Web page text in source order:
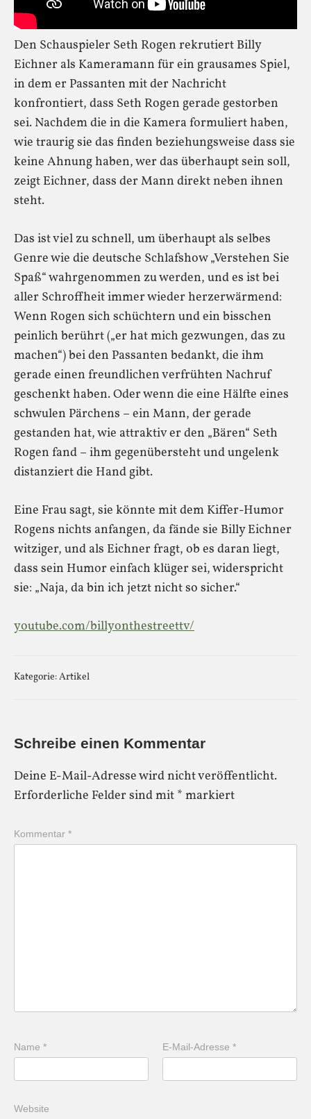
Den Schauspieler Seth Rogen rekrutiert Billy
Eichner als Kameramann für ein grausames Spiel,
in dem er Passanten mit der Nachricht
konfrontiert, dass Seth Rogen gerade gestorben
sei. Nachdem die in die Kamera formuliert haben,
wie traurig sie das finden beziehungsweise dass sie
keine Ahnung haben, wer das überhaupt sein soll,
zeigt Eichner, dass der Mann direkt neben ihnen
steht.
Das ist viel zu schnell, um überhaupt als selbes
Genre wie die deutsche Schlafshow „Verstehen Sie
Spaß“ wahrgenommen zu werden, und es ist bei
aller Schroffheit immer wieder herzerwärmend:
Wenn Rogen sich schüchtern und ein bisschen
peinlich berührt („er hat mich gezwungen, das zu
machen“) bei den Passanten bedankt, die ihm
gerade einen freundlichen verfrühten Nachruf
geschenkt haben. Oder wenn die eine Hälfte eines
schwulen Pärchens – ein Mann, der gerade
gestanden hat, wie attraktiv er den „Bären“ Seth
Rogen fand – ihm gegenübersteht und ungelenk
distanziert die Hand gibt.
Eine Frau sagt, sie könnte mit dem Kiffer-Humor
Rogens nichts anfangen, da fände sie Billy Eichner
witziger, und als Eichner fragt, ob es daran liegt,
dass sein Humor einfach klüger sei, widerspricht
sie: „Naja, da bin ich jetzt nicht so sicher.“
youtube.com/billyonthestreettv/
Kategorie:Artikel
Schreibe einen Kommentar
Deine E-Mail-Adresse wird nicht veröffentlicht.
Erforderliche Felder sind mit * markiert
Kommentar *
Name * E-Mail-Adresse*
Website